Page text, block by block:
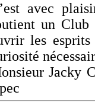
avec
un Club
les
Jacky